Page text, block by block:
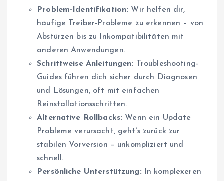
Problem-Identifikation: Wir helfen dir,
häufige Treiber-Probleme zu erkennen – von
Abstürzen bis zu Inkompatibilitäten mit
anderen Anwendungen.
Schrittweise Anleitungen:
Troubleshooting-
Guides führen dich sicher durch Diagnosen
und Lösungen, oft mit einfachen
Reinstallationsschritten.
Alternative Rollbacks: Wenn ein Update
Probleme verursacht, geht’s zurück zur
stabilen Vorversion – unkompliziert und
schnell.
Persönliche Unterstützung: In komplexeren